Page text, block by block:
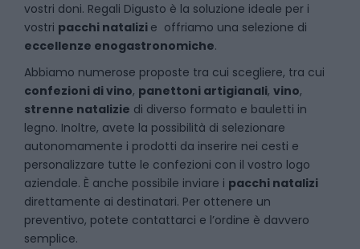
vostri doni. Regali Digusto è la soluzione ideale per i
vostri pacchi natalizi e offriamo una selezione di
eccellenze enogastronomiche.
Abbiamo numerose proposte tra cui scegliere, tra cui
confezioni di vino, panettoni artigianali, vino,
strenne natalizie di diverso formato e bauletti in
legno. Inoltre, avete la possibilità di selezionare
autonomamente i prodotti da inserire nei cesti e
personalizzare tutte le confezioni con il vostro logo
aziendale. È anche possibile inviare i pacchi natalizi
direttamente ai destinatari. Per ottenere un
preventivo, potete contattarci e l’ordine è davvero
semplice.